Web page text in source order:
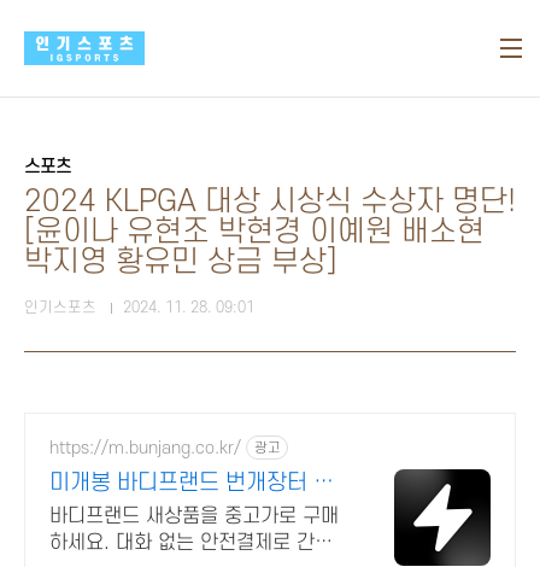
스포츠
2024 KLPGA 대상 시상식 수상자 명단!
[윤이나 유현조 박현경 이예원 배소현
박지영 황유민 상금 부상]
인기스포츠 2024. 11. 28. 09:01
https://m.bunjang.co.kr/ 광고
미개봉 바디프랜드 번개장터 국
내 최대 브랜드 중고거래
바디프랜드 새상품을 중고가로 구매
하세요. 대화 없는 안전결제로 간편